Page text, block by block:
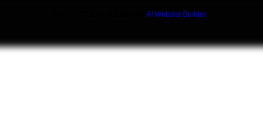
AI Website Builder